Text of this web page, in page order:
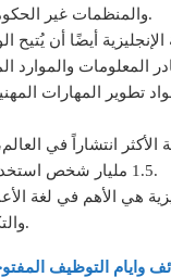
والمنظمات غير الحكومية والهيئات الحكومية.
المعلومات والموارد
تطوير المهارات
1.5 مليار شخص استخدامها كلغة أولى أو ثانية.
والتكنولوجيا والدبلوماسية.
وايام التوظيف